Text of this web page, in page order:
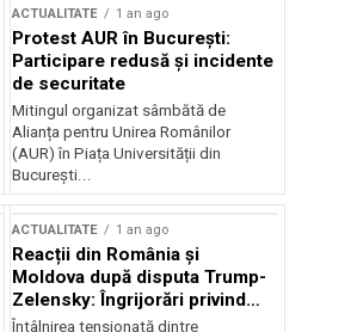
ACTUALITATE 1 an ago
Protest AUR în București:
Participare redusă și incidente
de securitate
Mitingul organizat sâmbătă de
Alianța pentru Unirea Românilor
(AUR) în Piața Universității din
București...
ACTUALITATE 1 an ago
Reacții din România și
Moldova după disputa Trump-
Zelensky: Îngrijorări privind
securitatea regională
Întâlnirea tensionată dintre